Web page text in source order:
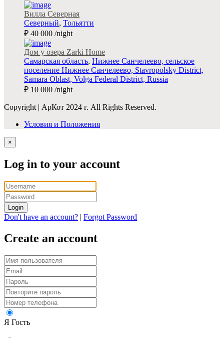
Вилла Северная
Северный, Тольятти
₽ 40 000 /night
Дом у озера Zarki Home
Самарская область, Нижнее Санчелеево, сельское
поселение Нижнее Санчелеево, Stavropolsky District,
Samara Oblast, Volga Federal District, Russia
₽ 10 000 /night
Copyright | АрКот 2024 г. All Rights Reserved.
Условия и Положения
×
Log in to your account
Login
Don't have an account? | Forgot Password
Create an account
Я Гость